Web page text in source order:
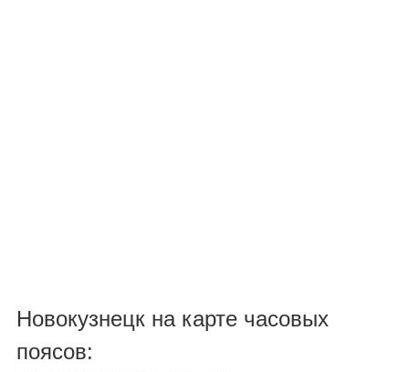
Новокузнецк на карте часовых
поясов: